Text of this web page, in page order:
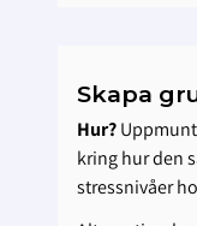
Skapa
Hur?
kring hur den
stressnivåer